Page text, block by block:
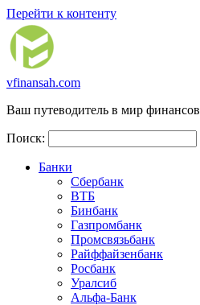
Перейти к контенту
vfinansah.com
Ваш путеводитель в мир финансов
Поиск:
Банки
Сбербанк
ВТБ
Бинбанк
Газпромбанк
Промсвязьбанк
Райффайзенбанк
Росбанк
Уралсиб
Альфа-Банк